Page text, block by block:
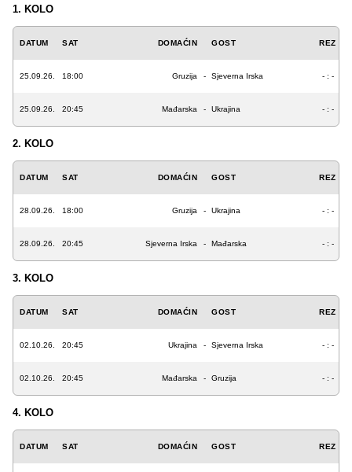
1. KOLO
DATUM SAT DOMAĆIN GOST REZ
25.09.26. 18:00 Gruzija - Sjeverna Irska - : -
25.09.26. 20:45 Mađarska - Ukrajina - : -
2. KOLO
DATUM SAT DOMAĆIN GOST REZ
28.09.26. 18:00 Gruzija - Ukrajina - : -
28.09.26. 20:45 Sjeverna Irska - Mađarska - : -
3. KOLO
DATUM SAT DOMAĆIN GOST REZ
02.10.26. 20:45 Ukrajina - Sjeverna Irska - : -
02.10.26. 20:45 Mađarska - Gruzija - : -
4. KOLO
DATUM SAT DOMAĆIN GOST REZ